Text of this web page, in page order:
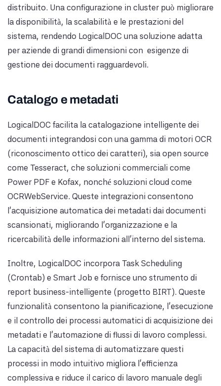
distribuito. Una configurazione in cluster può migliorare
la disponibilità, la scalabilità e le prestazioni del
sistema, rendendo LogicalDOC una soluzione adatta
per aziende di grandi dimensioni con esigenze di
gestione dei documenti ragguardevoli.
Catalogo e metadati
LogicalDOC facilita la catalogazione intelligente dei
documenti integrandosi con una gamma di motori OCR
(riconoscimento ottico dei caratteri), sia open source
come Tesseract, che soluzioni commerciali come
Power PDF e Kofax, nonché soluzioni cloud come
OCRWebService. Queste integrazioni consentono
l'acquisizione automatica dei metadati dai documenti
scansionati, migliorando l'organizzazione e la
ricercabilità delle informazioni all'interno del sistema.
Inoltre, LogicalDOC incorpora Task Scheduling
(Crontab) e Smart Job e fornisce uno strumento di
report business-intelligente (progetto BIRT). Queste
funzionalità consentono la pianificazione, l'esecuzione
e il controllo dei processi automatici di acquisizione dei
metadati e l'automazione di flussi di lavoro complessi.
La capacità del sistema di automatizzare questi
processi in modo intuitivo migliora l'efficienza
complessiva e riduce il carico di lavoro manuale degli